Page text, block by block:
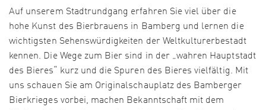
Auf unserem Stadtrundgang erfahren Sie viel über die
hohe Kunst des Bierbrauens in Bamberg und lernen die
wichtigsten Sehenswürdigkeiten der Weltkulturerbestadt
kennen. Die Wege zum Bier sind in der „wahren Hauptstadt
des Bieres“ kurz und die Spuren des Bieres vielfältig. Mit
uns schauen Sie am Originalschauplatz des Bamberger
Bierkrieges vorbei, machen Bekanntschaft mit dem